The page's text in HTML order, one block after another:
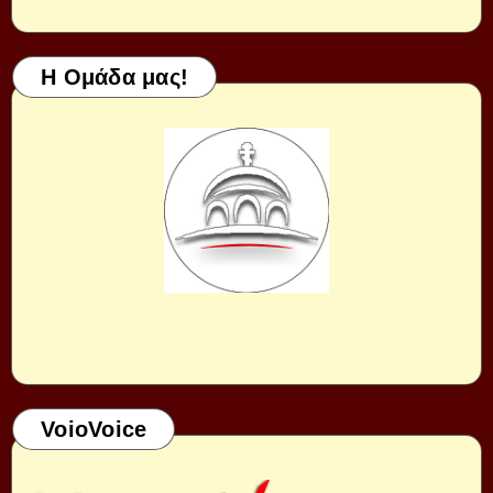
Η Ομάδα μας!
VoioVoice